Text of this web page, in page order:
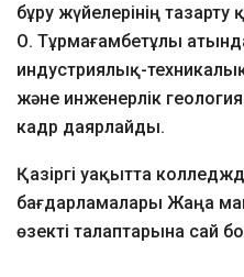
бұру жүйелерінің
О. Тұрмағамбетұлы
индустриялық-
және инженерлік
кадр даярлайды.
Қазіргі уақытта
бағдарламалары Жаңа
өзекті талаптарына сай